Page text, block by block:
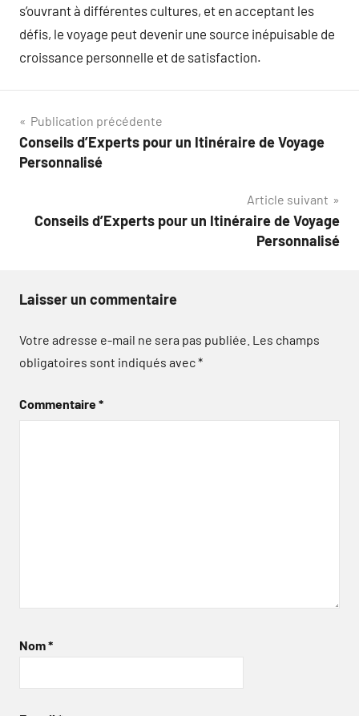
s’ouvrant à différentes cultures, et en acceptant les
défis, le voyage peut devenir une source inépuisable de
croissance personnelle et de satisfaction.
Navigation
de
Publication précédente
Conseils d’Experts pour un Itinéraire de Voyage
Personnalisé
Article suivant
Conseils d’Experts pour un Itinéraire de Voyage
Personnalisé
Laisser un commentaire
Votre adresse e-mail ne sera pas publiée. Les champs
obligatoires sont indiqués avec*
Commentaire*
Nom*